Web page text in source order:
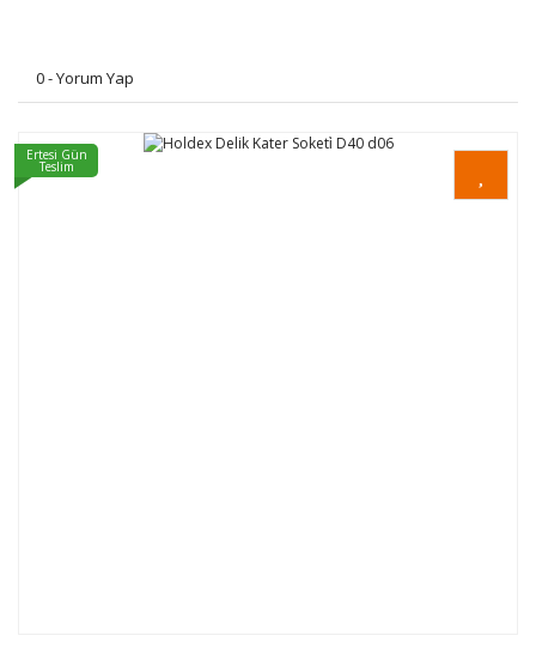
0 - Yorum Yap
Ertesi Gün
Teslim